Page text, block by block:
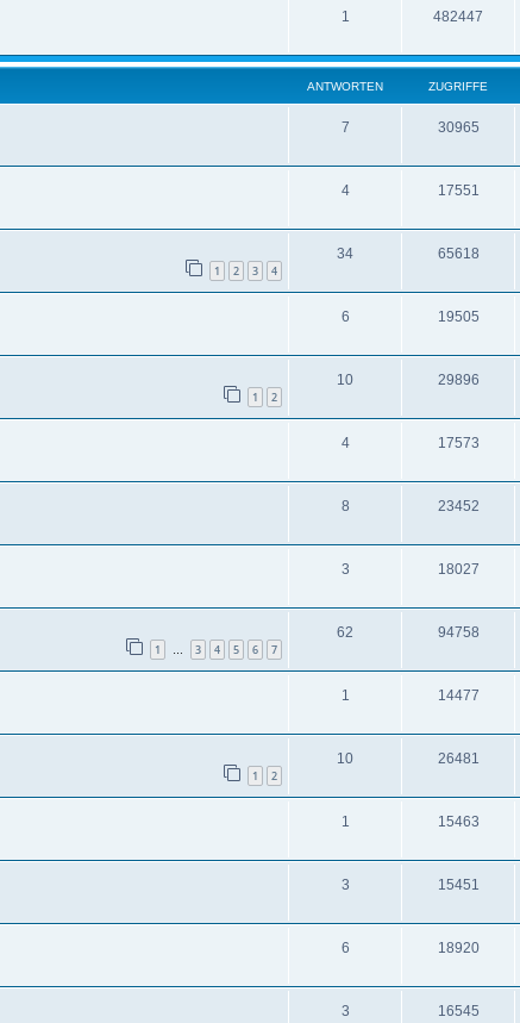
1 482447
ANTWORTEN ZUGRIFFE
7 30965
4 17551
1 2 3 4
34 65618
6 19505
1 2
10 29896
4 17573
8 23452
3 18027
1 … 3 4 5 6 7
62 94758
1 14477
1 2
10 26481
1 15463
3 15451
6 18920
3 16545